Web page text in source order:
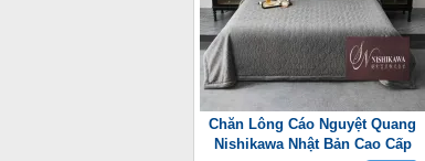
Chăn Lông Cáo Nguyệt Quang
Nishikawa Nhật Bản Cao Cấp